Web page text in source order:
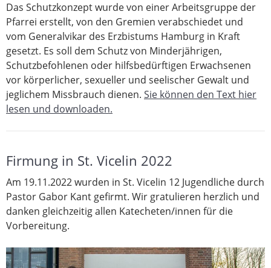
Das Schutzkonzept wurde von einer Arbeitsgruppe der
Pfarrei erstellt, von den Gremien verabschiedet und
vom Generalvikar des Erzbistums Hamburg in Kraft
gesetzt. Es soll dem Schutz von Minderjährigen,
Schutzbefohlenen oder hilfsbedürftigen Erwachsenen
vor körperlicher, sexueller und seelischer Gewalt und
jeglichem Missbrauch dienen. Sie können den Text hier
lesen und downloaden.
Firmung in St. Vicelin 2022
Am 19.11.2022 wurden in St. Vicelin 12 Jugendliche durch
Pastor Gabor Kant gefirmt. Wir gratulieren herzlich und
danken gleichzeitig allen Katecheten/innen für die
Vorbereitung.